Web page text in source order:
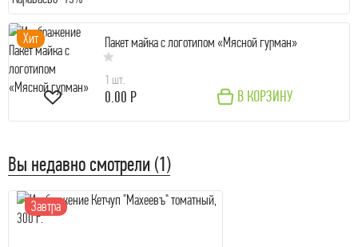
Хит Пакет майка с логотипом «Мясной гурман»
1 шт.
0.00 Р В КОРЗИНУ
Вы недавно смотрели (1)
Завтра